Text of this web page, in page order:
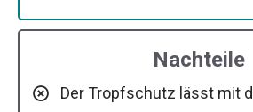
Nachteile
Der Tropfschutz lässt mit